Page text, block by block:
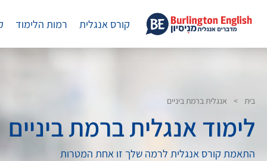
קורס אנגלית רמות הלימוד
בית > אנגלית ברמת ביניים
לימוד אנגלית ברמת ביניים
התאמת קורס אנגלית לרמה שלך זו אחת המטרות